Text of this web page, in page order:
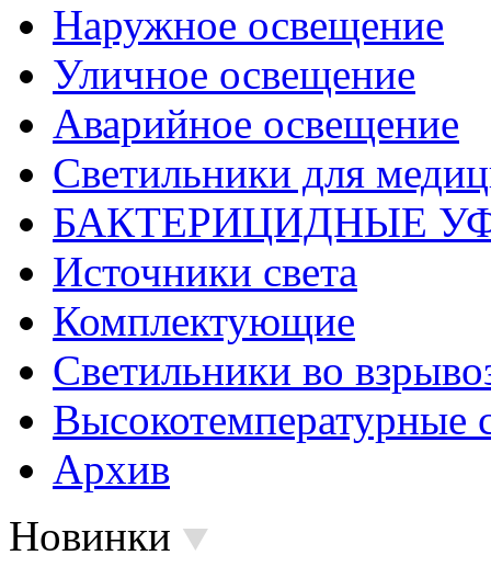
Наружное освещение
Уличное освещение
Аварийное освещение
Светильники для
БАКТЕРИЦИДНЫЕ
Источники света
Комплектующие
Светильники во
Высокотемпературные
Архив
Новинки